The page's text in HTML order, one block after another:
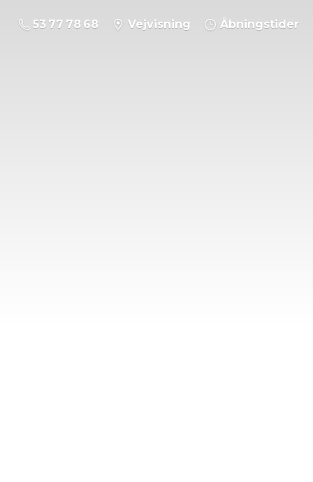
53 77 78 68 Vejvisning Åbningstider